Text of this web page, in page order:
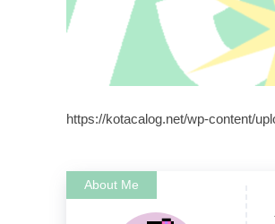
https://kotacalog.net/wp-content/